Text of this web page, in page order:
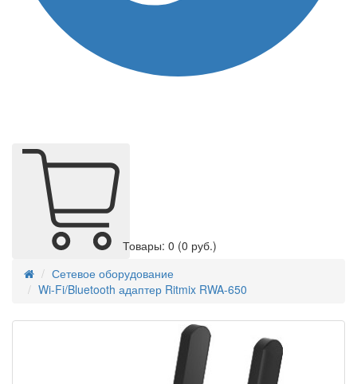
Товары: 0 (0 руб.)
Сетевое оборудование
Wi-Fi/Bluetooth адаптер Ritmix RWA-650